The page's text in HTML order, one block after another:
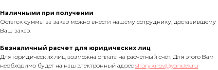
Наличными при получении
Остаток суммы за заказ можно внести нашему сотруднику, доставившему
Ваш заказ.
Безналичный расчет для юридических лиц
Для юридических лиц возможна оплата на расчётный счёт. Для этого Вам
необходимо будет на наш электронный адрес shary.kirov@yandex.ru